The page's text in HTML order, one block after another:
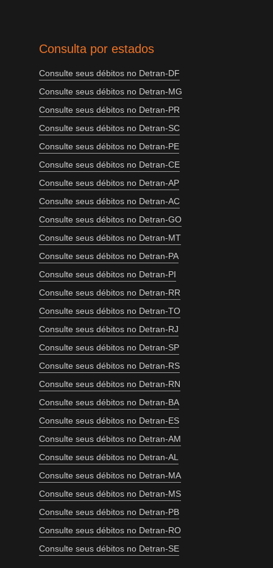
Consulta por estados
Consulte seus débitos no Detran-DF
Consulte seus débitos no Detran-MG
Consulte seus débitos no Detran-PR
Consulte seus débitos no Detran-SC
Consulte seus débitos no Detran-PE
Consulte seus débitos no Detran-CE
Consulte seus débitos no Detran-AP
Consulte seus débitos no Detran-AC
Consulte seus débitos no Detran-GO
Consulte seus débitos no Detran-MT
Consulte seus débitos no Detran-PA
Consulte seus débitos no Detran-PI
Consulte seus débitos no Detran-RR
Consulte seus débitos no Detran-TO
Consulte seus débitos no Detran-RJ
Consulte seus débitos no Detran-SP
Consulte seus débitos no Detran-RS
Consulte seus débitos no Detran-RN
Consulte seus débitos no Detran-BA
Consulte seus débitos no Detran-ES
Consulte seus débitos no Detran-AM
Consulte seus débitos no Detran-AL
Consulte seus débitos no Detran-MA
Consulte seus débitos no Detran-MS
Consulte seus débitos no Detran-PB
Consulte seus débitos no Detran-RO
Consulte seus débitos no Detran-SE